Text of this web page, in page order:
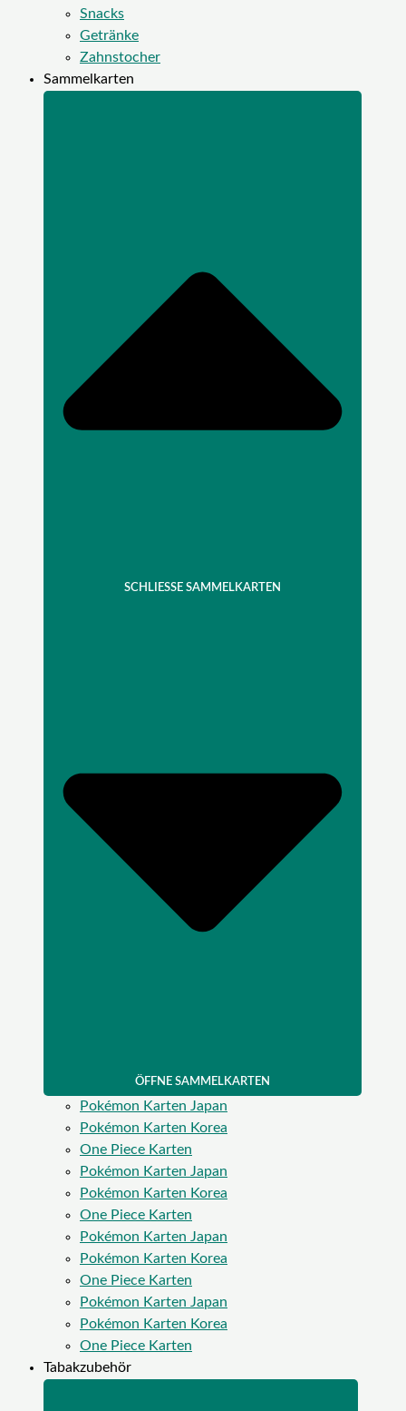
Snacks
Getränke
Zahnstocher
Sammelkarten
SCHLIESSE SAMMELKARTEN
ÖFFNE SAMMELKARTEN
Pokémon Karten Japan
Pokémon Karten Korea
One Piece Karten
Pokémon Karten Japan
Pokémon Karten Korea
One Piece Karten
Pokémon Karten Japan
Pokémon Karten Korea
One Piece Karten
Pokémon Karten Japan
Pokémon Karten Korea
One Piece Karten
Tabakzubehör